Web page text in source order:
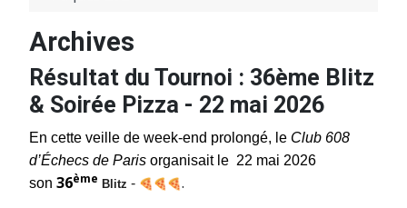
Archives
Résultat du Tournoi : 36ème Blitz
& Soirée Pizza - 22 mai 2026
En cette veille de week-end prolongé, le Club 608
d’Échecs de Paris organisait le 22 mai 2026
son 36ème Blitz -
.